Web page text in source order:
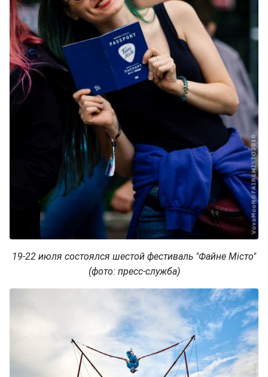
19-22 июля состоялся шестой фестиваль "Файне Місто"
(фото: пресс-служба)